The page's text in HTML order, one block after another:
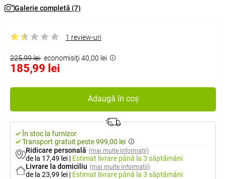
Galerie completă (7)
1 review-uri
225,99 lei economisiţi 40,00 lei
185,99 lei
Adaugă în coș
În stoc la furnizor
Transport gratuit peste 999,00 lei
Ridicare personală (mai multe informații)
de la 17,49 lei | Estimat livrare până la 3 săptămâni
Livrare la domiciliu (mai multe informații)
de la 23,99 lei | Estimat livrare până la 3 săptămâni